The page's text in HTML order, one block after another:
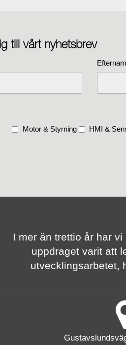
till vårt nyhetsbrev
Motor & Styrning HMI &
I mer än trettio år har
uppdraget varit att
utvecklingsarbetet,